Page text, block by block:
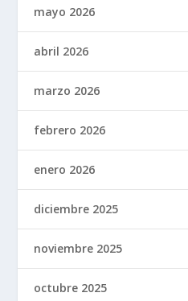
mayo 2026
abril 2026
marzo 2026
febrero 2026
enero 2026
diciembre 2025
noviembre 2025
octubre 2025